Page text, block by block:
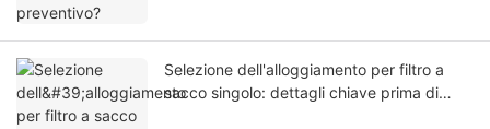
Selezione dell'alloggiamento per filtro a
sacco singolo: dettagli chiave prima di